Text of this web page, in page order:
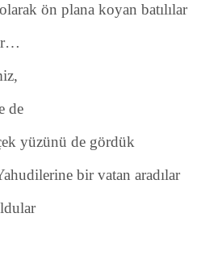
ön plana koyan batılılar
de
yüzünü de gördük
bir vatan aradılar